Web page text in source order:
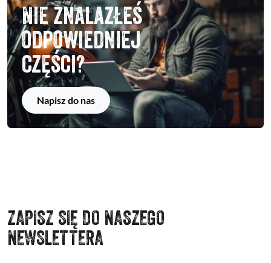
Nie znalazłeś
odpowiedniej
części?
Napisz do nas
ZAPISZ SIĘ DO NASZEGO
NEWSLETTERA